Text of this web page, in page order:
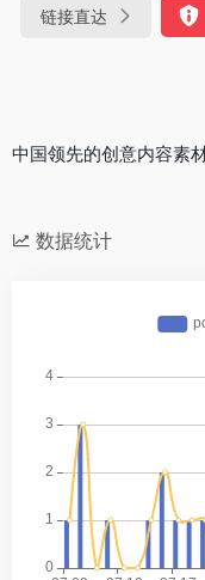
链接直达
中国领先的创意内容素
数据统计